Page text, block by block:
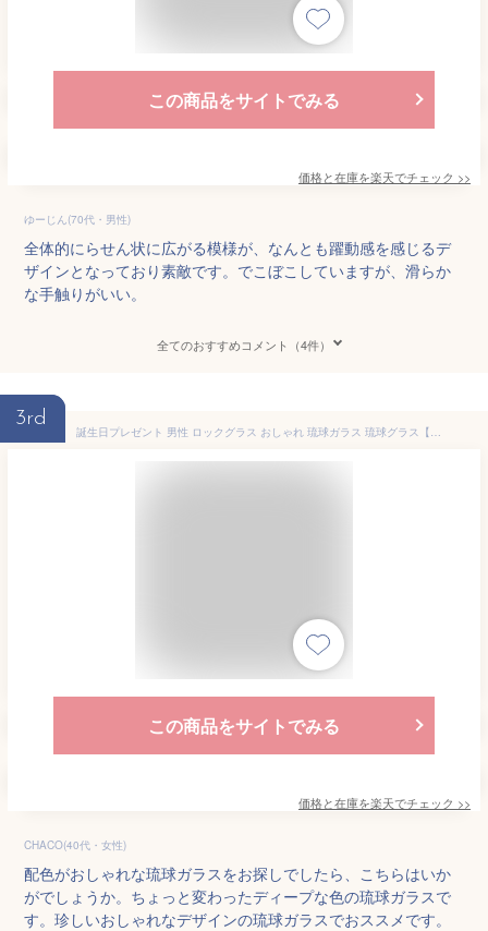
この商品をサイトでみる
価格と在庫を楽天でチェック >>
ゆーじん(70代・男性)
全体的にらせん状に広がる模様が、なんとも躍動感を感じるデ
ザインとなっており素敵です。でこぼこしていますが、滑らか
な手触りがいい。
全てのおすすめコメント（4件）
3rd
誕生日プレゼント 男性 ロックグラス おしゃれ 琉球ガラス 琉球グラス【黒紫泡グラス】
この商品をサイトでみる
価格と在庫を楽天でチェック >>
CHACO(40代・女性)
配色がおしゃれな琉球ガラスをお探しでしたら、こちらはいか
がでしょうか。ちょっと変わったディープな色の琉球ガラスで
す。珍しいおしゃれなデザインの琉球ガラスでおススメです。